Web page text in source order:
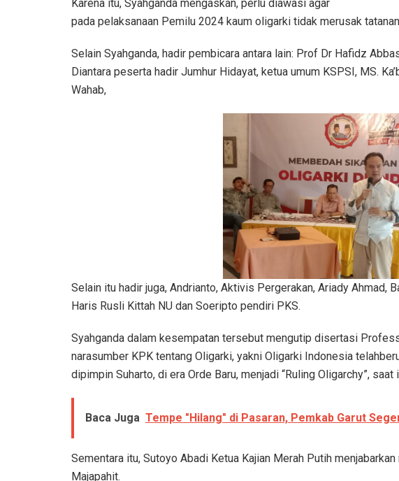
Karena itu, Syahganda mengaskan, perlu diawasi agar
pada pelaksanaan Pemilu 2024 kaum oligarki tidak merusak
Selain Syahganda, hadir pembicara antara lain: Prof Dr Hafidz
Diantara peserta hadir Jumhur Hidayat, ketua umum KSPSI, MS.
Wahab,
Selain itu hadir juga, Andrianto, Aktivis Pergerakan, Ariady Ahmad,
Haris Rusli Kittah NU dan Soeripto pendiri PKS.
Syahganda dalam kesempatan tersebut mengutip disertasi
narasumber KPK tentang Oligarki, yakni Oligarki Indonesia
dipimpin Suharto, di era Orde Baru, menjadi “Ruling Oligarchy”, saat
Baca Juga Tempe "Hilang" di Pasaran, Pemkab Garut
Sementara itu, Sutoyo Abadi Ketua Kajian Merah Putih
Majapahit.